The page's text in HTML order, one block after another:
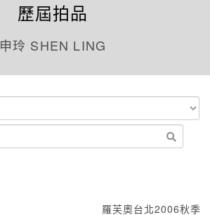
歷屆拍品
申玲 SHEN LING
羅芙奧台北2006秋季